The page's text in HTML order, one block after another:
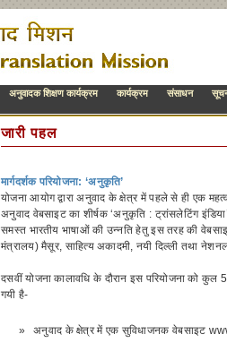
अनुवादक शिक्षण कार्यक्रम कार्यक्रम संसाधन
जारी पहल
मार्गदर्शक परियोजना: ‘अनुकृति’
योजना आयोग द्वारा अनुवाद के क्षेत्र में पहले से ही एक
अनुवाद वेबसाइट का शीर्षक ‘अनुकृति : ट्रांसलेटिंग
समस्त भारतीय भाषाओं की उन्नति हेतु इस तरह की
मंत्रालय) मैसूर, साहित्य अकादमी, नयी दिल्ली तथा
दसवीं योजना कालावधि के दौरान इस परियोजना को
गयी है-
»
अनुवाद के क्षेत्र में एक सुविधाजनक वेबसाइट